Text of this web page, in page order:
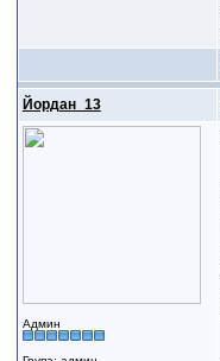
Йордан_13
Админ